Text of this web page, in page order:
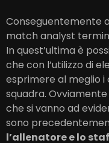
Conseguentemente
match analyst
In quest’ultima è
che con l’utilizzo di
esprimere al meglio
squadra.
che si vanno ad
sono
l’allenatore e lo